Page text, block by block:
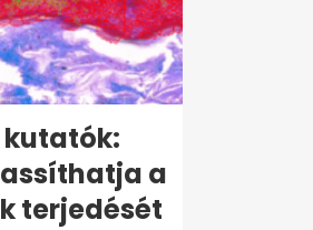
kutatók:
a
terjedését